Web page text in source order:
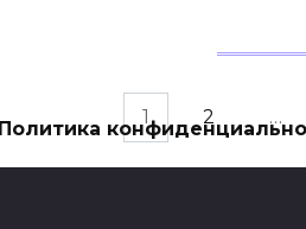
1 2 …
Политика